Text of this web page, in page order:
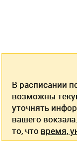
В расписании
возможны
уточнять
вашего
то, что время,